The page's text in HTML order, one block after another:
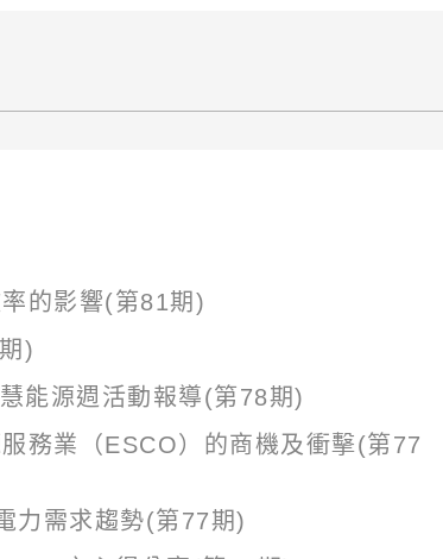
的影響(第81期)
)
能源週活動報導(第78期)
務業（ESCO）的商機及衝擊(第77
力需求趨勢(第77期)